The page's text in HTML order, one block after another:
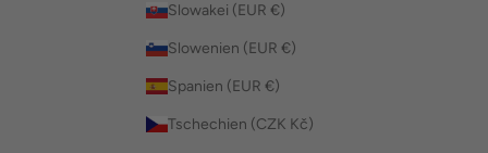
Slowakei (EUR €)
Slowenien (EUR €)
Spanien (EUR €)
Tschechien (CZK Kč)